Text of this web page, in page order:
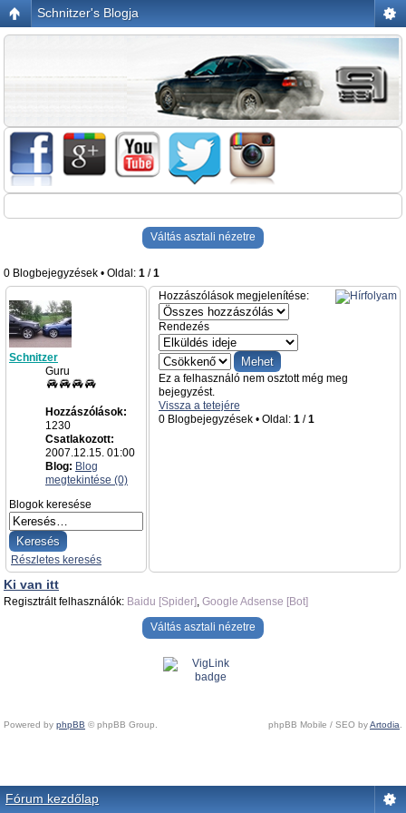
Schnitzer's Blogja
Váltás asztali nézetre
0 Blogbejegyzések • Oldal: 1 /1
Schnitzer
Guru
Hozzászólások:
1230
Csatlakozott:
2007.12.15. 01:00
Blog: Blog
megtekintése (0)
Blogok keresése
Részletes keresés
Hozzászólások megjelenítése:
Rendezés
Ez a felhasználó nem osztott még meg
bejegyzést.
Vissza a tetejére
0 Blogbejegyzések • Oldal: 1 /1
Ki van itt
Regisztrált felhasználók: Baidu [Spider], Google Adsense [Bot]
Váltás asztali nézetre
Powered by phpBB © phpBB Group. phpBB Mobile / SEO byArtodia
Fórum kezdőlap